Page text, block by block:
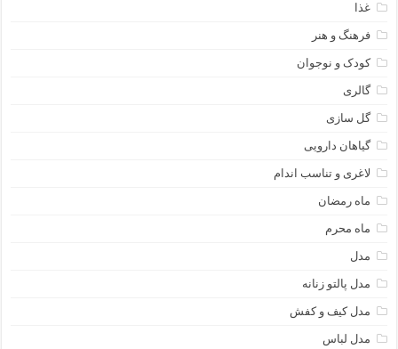
غذا
فرهنگ و هنر
کودک و نوجوان
گالری
گل سازی
گیاهان دارویی
لاغری و تناسب اندام
ماه رمضان
ماه محرم
مدل
مدل پالتو زنانه
مدل کیف و کفش
مدل لباس